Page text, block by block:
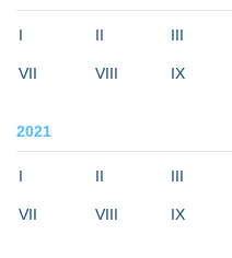
I II III
VII VIII IX
2021
I II III
VII VIII IX